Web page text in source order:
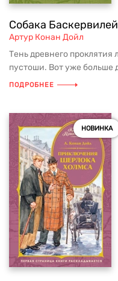
Собака Баскервилей
Артур Конан Дойл
Тень древнего
пустоши. Вот уже больше
ПОДРОБНЕЕ
НОВИНКА